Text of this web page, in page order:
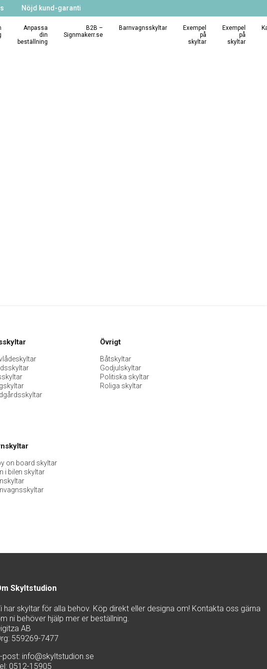
Nöjd kund-garanti
Anpassa
din
beställning
B2B –
Signmakerr.se
Barnvagnsskyltar
Exempel
på
skyltar
Exempel
på
skyltar
Övrigt
Båtskyltar
Godjulskyltar
Politiska skyltar
Roliga skyltar
on board skyltar
i bilen skyltar
Skyltstudion
har skyltar för alla behov. Köp direkt eller designa om! Kontakta oss gärna
ni behöver hjälp mer er beställning.
AB
559269-7477
post: info@skyltstudion.se
0512-15905